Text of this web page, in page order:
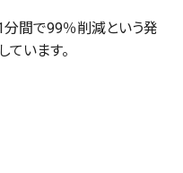
分間で99％削減という発
ています。